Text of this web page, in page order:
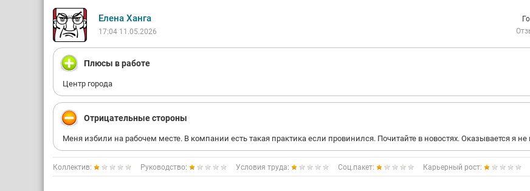
Елена Ханга
17:04 11.05.2026
Плюсы в работе
Центр города
Отрицательные стороны
Меня избили на рабочем месте. В компании есть такая практика если провинился. Почитайте в новостях. Оказывается я не
Коллектив: Руководство: Условия труда: Соц.пакет: Карьерный рост: